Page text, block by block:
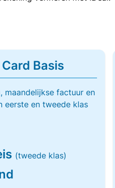
Basis
maandelijkse factuur en
eerste en tweede klas
(tweede klas)